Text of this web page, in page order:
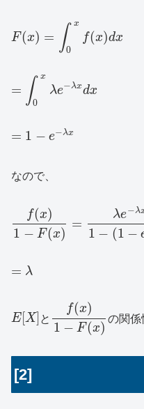
F (x) = ∫ x
0
f(x)dx
= ∫ x
0
λe−λxdx
= 1 − e−λx
なので、
f(x)
1 − F(x)
=
λe−λ
1 − (1 −
= λ
E[X] と
f(x)
1 − F(x)
の関係
[2]